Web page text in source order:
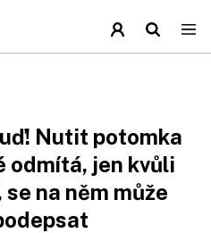
Nutit potomka
odmítá, jen kvůli
na něm může